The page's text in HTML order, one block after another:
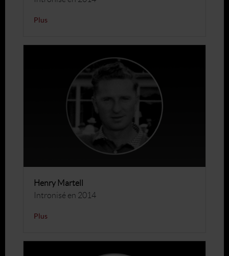
Plus
Henry Martell
Intronisé en 2014
Plus